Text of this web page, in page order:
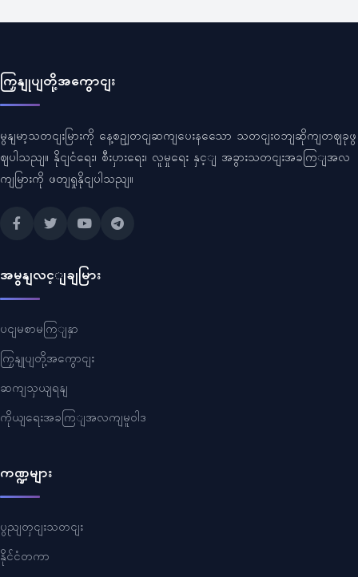
ကြှနျုပျတို့အကွောငျး
မွနျမာ့သတငျးမြားကို နေ့စဥျတငျဆကျပေးနသေော သတငျးဝဘျဆိုကျတဈခုဖွ
ဈပါသညျ။ နိုငျငံရေး၊ စီးပှားရေး၊ လူမှုရေး နှင့ျ အခွားသတငျးအခကြျအလ
ကျမြားကို ဖတျရှုနိုငျပါသညျ။
အမွနျလင့ျချမြား
ပငျမစာမကြျနှာ
ကြှနျုပျတို့အကွောငျး
ဆကျသှယျရနျ
ကိုယျရေးအခကြျအလကျမူဝါဒ
ကဏ္ဍများ
ပွညျတှငျးသတငျး
နိုင်ငံတကာ